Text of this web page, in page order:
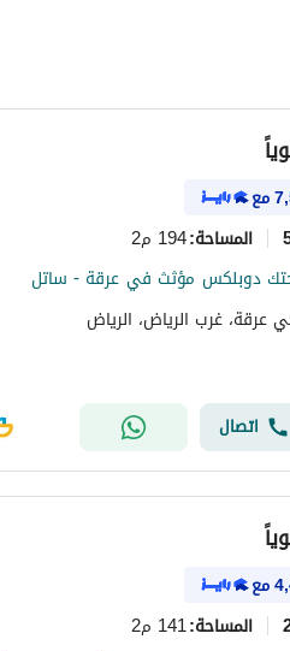
مع
المساحة:194 م2
دوبلكس مؤثث في عرقة - ساتل
عرقة، غرب الرياض، الرياض
اتصال
مع
المساحة:141 م2